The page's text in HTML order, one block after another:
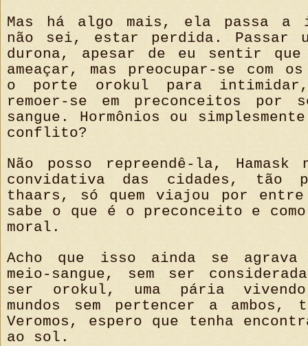
Mas há algo mais, ela passa a
não sei, estar perdida. Passar
durona, apesar de eu sentir
ameaçar, mas preocupar-se com
o porte orokul para intimidar,
remoer-se em preconceitos por
sangue. Hormônios ou simplesmente
conflito?
Não posso repreendê-la,
convidativa das cidades, tão
thaars, só quem viajou por entre
sabe o que é o preconceito e
moral.
Acho que isso ainda se
meio-sangue, sem ser
ser orokul, uma pária
mundos sem pertencer a ambos,
Veromos, espero que tenha
ao sol.